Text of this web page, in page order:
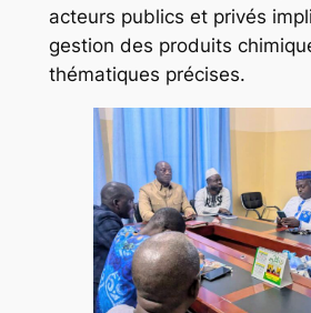
acteurs publics et privés
gestion des produits
thématiques précises.